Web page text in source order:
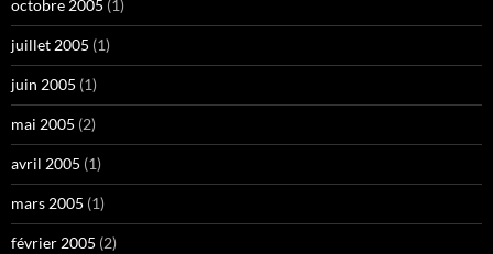
octobre 2005 (1)
juillet 2005 (1)
juin 2005 (1)
mai 2005 (2)
avril 2005 (1)
mars 2005 (1)
février 2005 (2)